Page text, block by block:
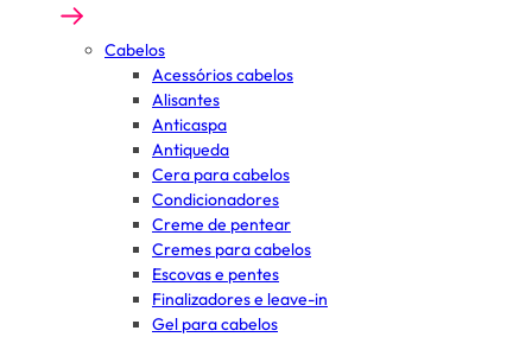
Cabelos
Acessórios cabelos
Alisantes
Anticaspa
Antiqueda
Cera para cabelos
Condicionadores
Creme de pentear
Cremes para cabelos
Escovas e pentes
Finalizadores e leave-in
Gel para cabelos